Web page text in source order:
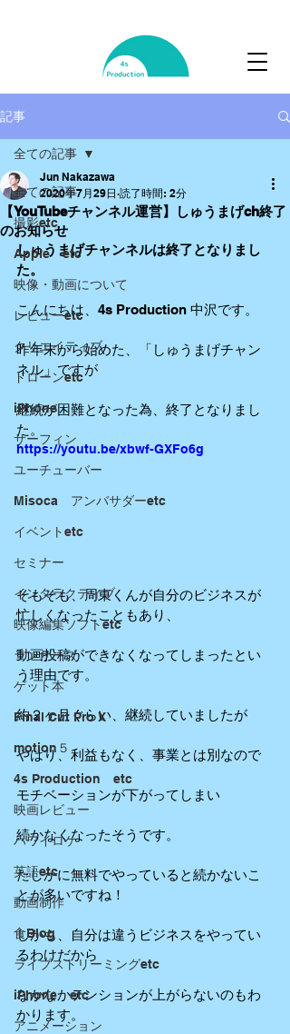
記事
全ての記事
撮影etc
Apple etc
映像・動画について
レビューetc
クリエイティブ
ドローンetc
iPhone
サーフィン
ユーチューバー
Misoca アンバサダーetc
イベントetc
セミナー
インタラクティブ
映像編集ソフトetc
ランサーズ
ゲット本
Final Cut Pro X
motion５
4s Production etc
映画レビュー
ハワイロケ
英語etc
動画制作
食Blog
ライブストリーミングetc
iPhone etc
アニメーション
全ての記事
【YouTubeチャンネル運営】しゅうまげch終了
のお知らせ
Jun Nakazawa
2020年7月29日 読了時間: 2分
しゅうまげチャンネルは終了となりまし
た。
こんにちは、4s Production 中沢です。
昨年末から始めた、「しゅうまげチャン
ネル」ですが
継続が困難となった為、終了となりまし
た。
https://youtu.be/xbwf-GXFo6g
そもそも、周東くんが自分のビジネスが
忙しくなったこともあり、
動画投稿ができなくなってしまったとい
う理由です。
約２ヶ月ぐらい、継続していましたが
やはり、利益もなく、事業とは別なので
モチベーションが下がってしまい
続かなくなったそうです。
たしかに無料でやっていると続かないこ
とが多いですね！
しかも、自分は違うビジネスをやってい
るわけだから
なかなかテンションが上がらないのもわ
かります。